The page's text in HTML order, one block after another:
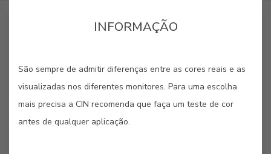
INFORMAÇÃO
São sempre de admitir diferenças entre as cores reais e as
visualizadas nos diferentes monitores. Para uma escolha
mais precisa a CIN recomenda que faça um teste de cor
antes de qualquer aplicação.